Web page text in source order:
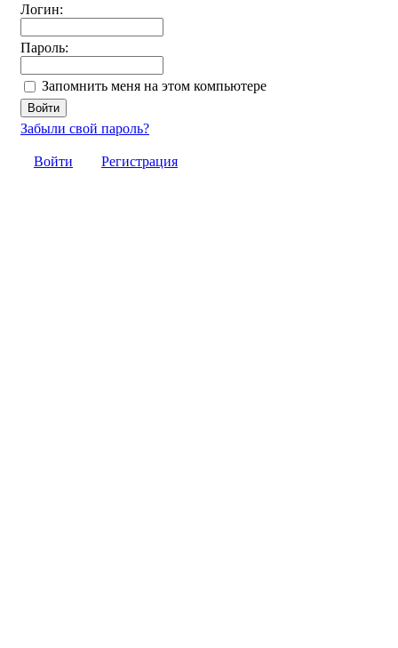
Логин:
Пароль:
Запомнить меня на этом компьютере
Забыли свой пароль?
Войти Регистрация